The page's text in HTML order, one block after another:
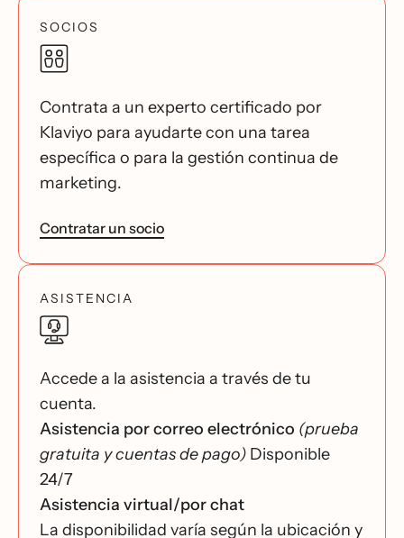
SOCIOS
Contrata a un experto certificado por
Klaviyo para ayudarte con una tarea
específica o para la gestión continua de
marketing.
Contratar un socio
ASISTENCIA
Accede a la asistencia a través de tu
cuenta.
Asistencia por correo electrónico (prueba
gratuita y cuentas de pago) Disponible
24/7
Asistencia virtual/por chat
La disponibilidad varía según la ubicación y